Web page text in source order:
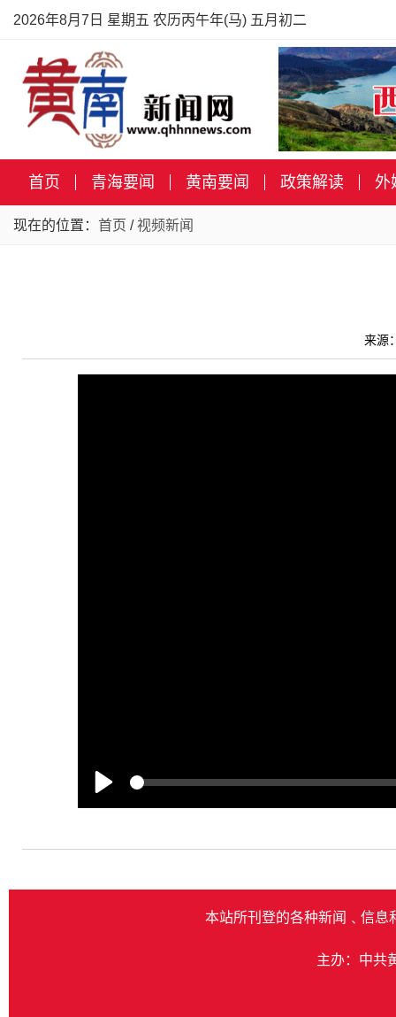
2026年8月7日 星期五 农历丙午年(马) 五月初二
首页 青海要闻 黄南要闻 政策解读 外
现在的位置： 首页 / 视频新闻
来源
本站所刊登的各种新闻﹑信息
主办：中共